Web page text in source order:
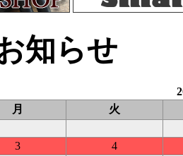
知らせ
月 火
3
4